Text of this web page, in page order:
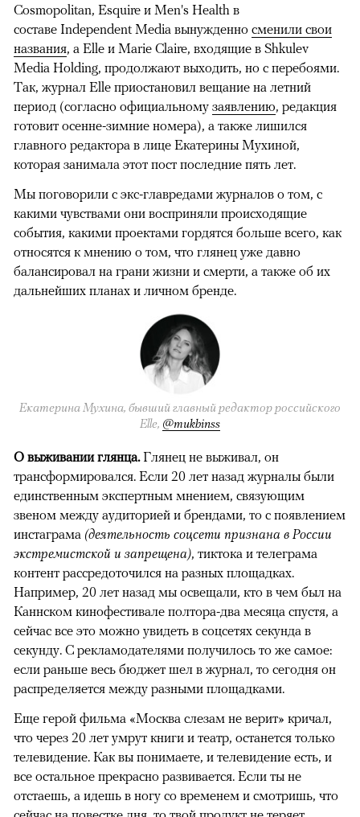
Cosmopolitan, Esquire и Men's Health в
составе Independent Media вынужденно сменили свои
названия, а Elle и Marie Claire, входящие в Shkulev
Media Holding, продолжают выходить, но с перебоями.
Так, журнал Elle приостановил вещание на летний
период (согласно официальному заявлению, редакция
готовит осенне-зимние номера), а также лишился
главного редактора в лице Екатерины Мухиной,
которая занимала этот пост последние пять лет.
Мы поговорили с экс-главредами журналов о том, с
какими чувствами они восприняли происходящие
события, какими проектами гордятся больше всего, как
относятся к мнению о том, что глянец уже давно
балансировал на грани жизни и смерти, а также об их
дальнейших планах и личном бренде.
00:00 / 00:00
Екатерина Мухина, бывший главный редактор российского
Elle, @mukhinss
О выживании глянца.Глянец не выживал, он
трансформировался. Если 20 лет назад журналы были
единственным экспертным мнением, связующим
звеном между аудиторией и брендами, то с появлением
инстаграма (деятельность соцсети признана в России
экстремистской и запрещена), тиктока и телеграма
контент рассредоточился на разных площадках.
Например, 20 лет назад мы освещали, кто в чем был на
Каннском кинофестивале полтора-два месяца спустя, а
сейчас все это можно увидеть в соцсетях секунда в
секунду. С рекламодателями получилось то же самое:
если раньше весь бюджет шел в журнал, то сегодня он
распределяется между разными площадками.
Еще герой фильма «Москва слезам не верит» кричал,
что через 20 лет умрут книги и театр, останется только
телевидение. Как вы понимаете, и телевидение есть, и
все остальное прекрасно развивается. Если ты не
отстаешь, а идешь в ногу со временем и смотришь, что